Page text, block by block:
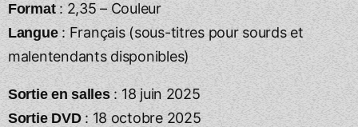
Format: 2,35 – Couleur
Langue: Français (sous-titres pour sourds et
malentendants disponibles)
Sortie en salles: 18 juin 2025
Sortie DVD: 18 octobre 2025